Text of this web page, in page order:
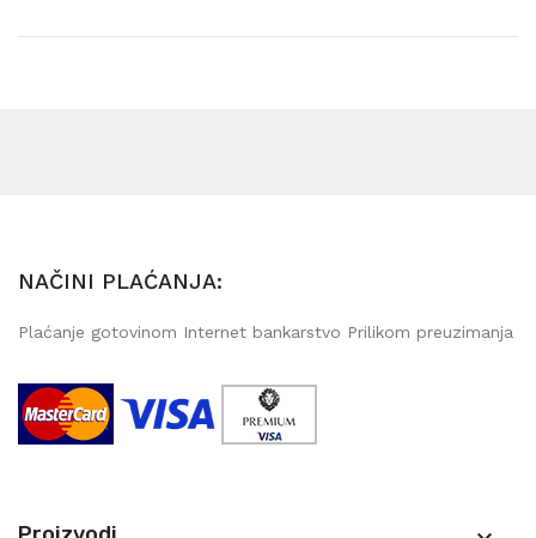
NAČINI PLAĆANJA:
Plaćanje gotovinom Internet bankarstvo Prilikom preuzimanja